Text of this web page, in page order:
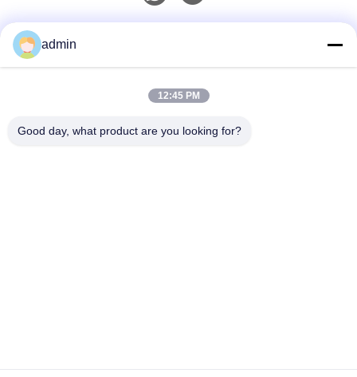
0086-551-65396351
admin
12:45 PM
Good day, what product are you looking for?